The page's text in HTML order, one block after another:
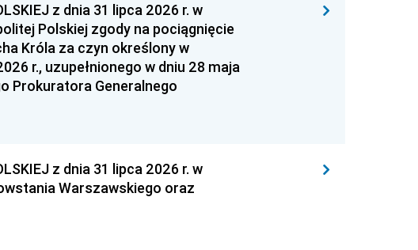
z dnia 31 lipca 2026 r. w
Polskiej zgody na pociągnięcie
Króla za czyn określony w
r., uzupełnionego w dniu 28 maja
Prokuratora Generalnego
z dnia 31 lipca 2026 r. w
Warszawskiego oraz